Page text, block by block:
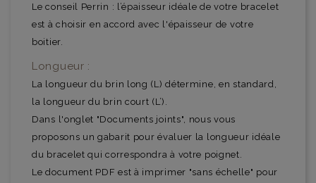
Le conseil Perrin : l’épaisseur idéale de votre bracelet
est à choisir en accord avec l'épaisseur de votre
boitier.
Longueur :
La longueur du brin long (L) détermine, en standard,
la longueur du brin court (L’).
Dans l'onglet "Documents joints", nous vous
proposons un gabarit pour évaluer la longueur idéale
du bracelet qui correspondra à votre poignet.
Le document PDF est à imprimer "sans échelle" pour